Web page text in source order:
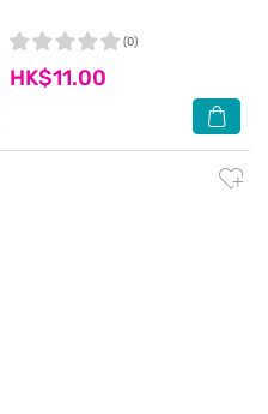
HK$11.00
(0)